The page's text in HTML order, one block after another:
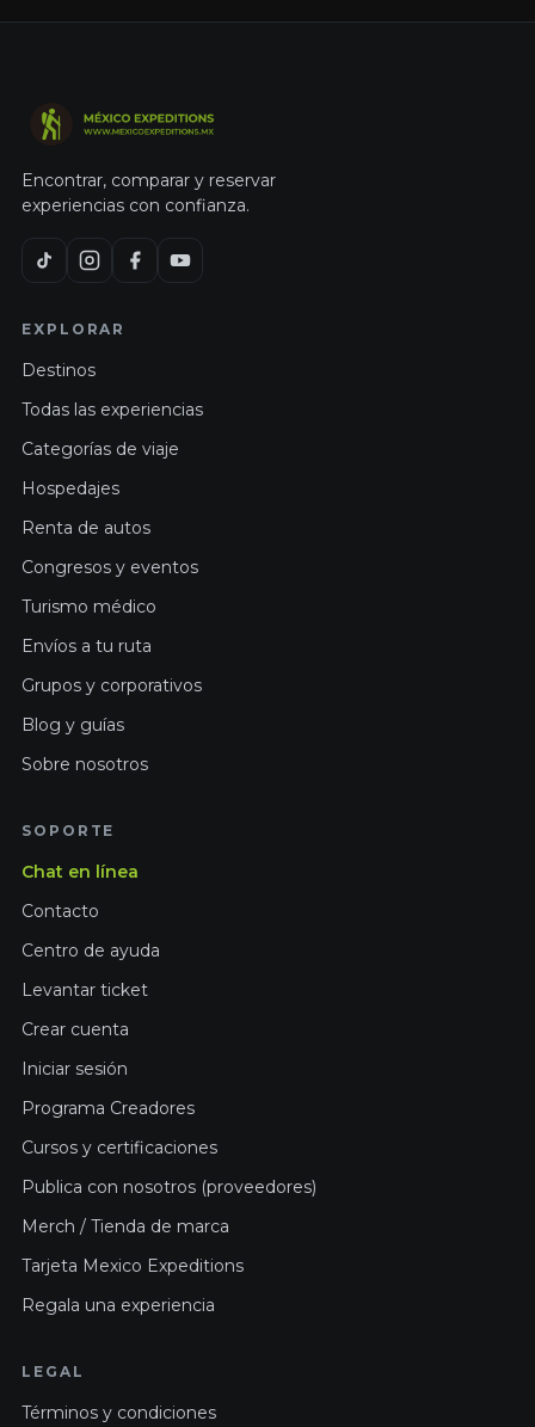
Encontrar, comparar y reservar
experiencias con confianza.
EXPLORAR
Destinos
Todas las experiencias
Categorías de viaje
Hospedajes
Renta de autos
Congresos y eventos
Turismo médico
Envíos a tu ruta
Grupos y corporativos
Blog y guías
Sobre nosotros
SOPORTE
Chat en línea
Contacto
Centro de ayuda
Levantar ticket
Crear cuenta
Iniciar sesión
Programa Creadores
Cursos y certificaciones
Publica con nosotros (proveedores)
Merch / Tienda de marca
Tarjeta Mexico Expeditions
Regala una experiencia
LEGAL
Términos y condiciones